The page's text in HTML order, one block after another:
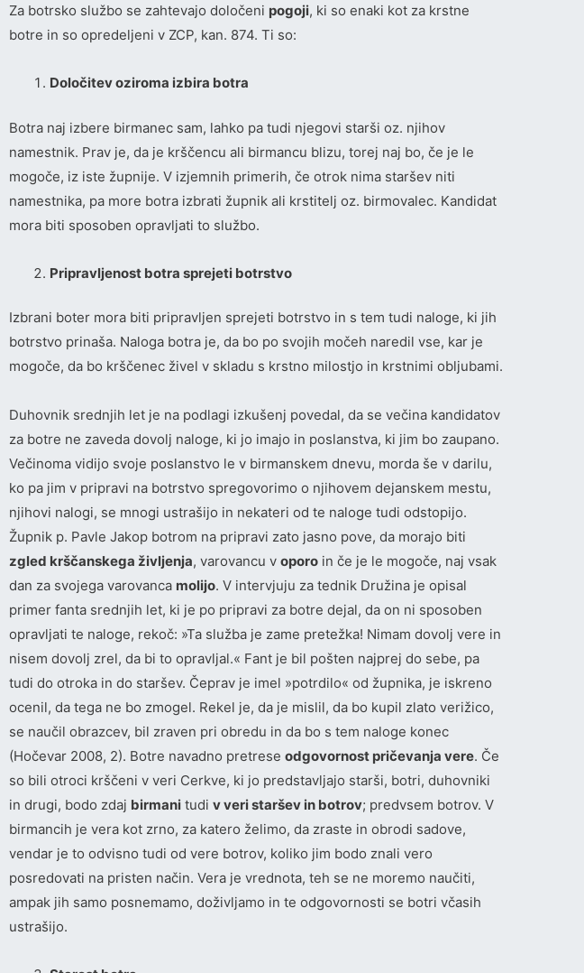
Za botrsko službo se zahtevajo določeni pogoji, ki so enaki kot za krstne
botre in so opredeljeni v ZCP, kan. 874. Ti so:
Določitev oziroma izbira botra
Botra naj izbere birmanec sam, lahko pa tudi njegovi starši oz. njihov
namestnik. Prav je, da je krščencu ali birmancu blizu, torej naj bo, če je le
mogoče, iz iste župnije. V izjemnih primerih, če otrok nima staršev niti
namestnika, pa more botra izbrati župnik ali krstitelj oz. birmovalec. Kandidat
mora biti sposoben opravljati to službo.
Pripravljenost botra sprejeti botrstvo
Izbrani boter mora biti pripravljen sprejeti botrstvo in s tem tudi naloge, ki jih
botrstvo prinaša. Naloga botra je, da bo po svojih močeh naredil vse, kar je
mogoče, da bo krščenec živel v skladu s krstno milostjo in krstnimi obljubami.
Duhovnik srednjih let je na podlagi izkušenj povedal, da se večina kandidatov
za botre ne zaveda dovolj naloge, ki jo imajo in poslanstva, ki jim bo zaupano.
Večinoma vidijo svoje poslanstvo le v birmanskem dnevu, morda še v darilu,
ko pa jim v pripravi na botrstvo spregovorimo o njihovem dejanskem mestu,
njihovi nalogi, se mnogi ustrašijo in nekateri od te naloge tudi odstopijo.
Župnik p. Pavle Jakop botrom na pripravi zato jasno pove, da morajo biti
zgled krščanskega življenja, varovancu v oporo in če je le mogoče, naj vsak
dan za svojega varovanca molijo. V intervjuju za tednik Družina je opisal
primer fanta srednjih let, ki je po pripravi za botre dejal, da on ni sposoben
opravljati te naloge, rekoč: »Ta služba je zame pretežka! Nimam dovolj vere in
nisem dovolj zrel, da bi to opravljal.« Fant je bil pošten najprej do sebe, pa
tudi do otroka in do staršev. Čeprav je imel »potrdilo« od župnika, je iskreno
ocenil, da tega ne bo zmogel. Rekel je, da je mislil, da bo kupil zlato verižico,
se naučil obrazcev, bil zraven pri obredu in da bo s tem naloge konec
(Hočevar 2008, 2). Botre navadno pretrese odgovornost pričevanja vere. Če
so bili otroci krščeni v veri Cerkve, ki jo predstavljajo starši, botri, duhovniki
in drugi, bodo zdaj birmani tudi v veri staršev in botrov; predvsem botrov. V
birmancih je vera kot zrno, za katero želimo, da zraste in obrodi sadove,
vendar je to odvisno tudi od vere botrov, koliko jim bodo znali vero
posredovati na pristen način. Vera je vrednota, teh se ne moremo naučiti,
ampak jih samo posnemamo, doživljamo in te odgovornosti se botri včasih
ustrašijo.